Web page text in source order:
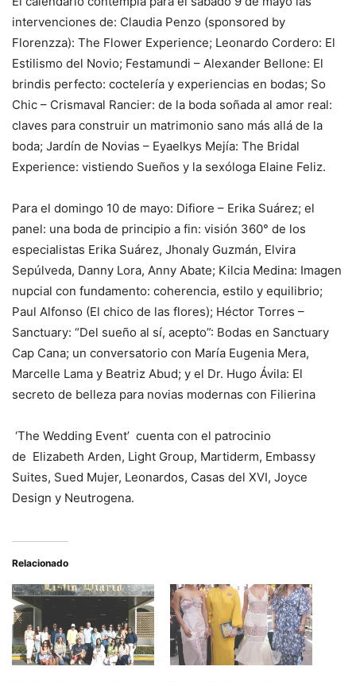
intervenciones de: Claudia Penzo (sponsored by
Florenzza): The Flower Experience; Leonardo Cordero: El
Estilismo del Novio; Festamundi – Alexander Bellone: El
brindis perfecto: coctelería y experiencias en bodas; So
Chic – Crismaval Rancier: de la boda soñada al amor real:
claves para construir un matrimonio sano más allá de la
boda; Jardín de Novias – Eyaelkys Mejía: The Bridal
Experience: vistiendo Sueños y la sexóloga Elaine Feliz.
Para el domingo 10 de mayo: Difiore – Erika Suárez; el
panel: una boda de principio a fin: visión 360° de los
especialistas Erika Suárez, Jhonaly Guzmán, Elvira
Sepúlveda, Danny Lora, Anny Abate; Kilcia Medina: Imagen
nupcial con fundamento: coherencia, estilo y equilibrio;
Paul Alfonso (El chico de las flores); Héctor Torres –
Sanctuary: “Del sueño al sí, acepto”: Bodas en Sanctuary
Cap Cana; un conversatorio con María Eugenia Mera,
Marcelle Lama y Beatriz Abud; y el Dr. Hugo Ávila: El
secreto de belleza para novias modernas con Filierina
‘The Wedding Event’ cuenta con el patrocinio
de Elizabeth Arden, Light Group, Martiderm, Embassy
Suites, Sued Mujer, Leonardos, Casas del XVI, Joyce
Design y Neutrogena.
Relacionado